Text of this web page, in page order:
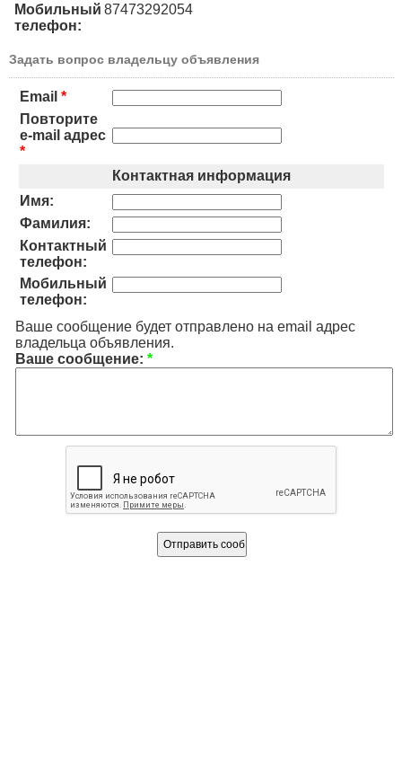
Мобильный
телефон:
87473292054
Задать вопрос владельцу объявления
Email *
Повторите
e-mail адрес
*
Контактная информация
Имя:
Фамилия:
Контактный
телефон:
Мобильный
телефон:
Ваше сообщение будет отправлено на email адрес
владельца объявления.
Ваше сообщение: *